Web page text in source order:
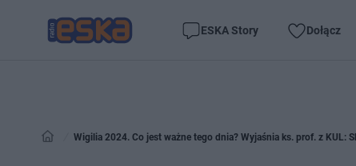
ESKA Story Dołącz
Wigilia 2024. Co jest ważne tego dnia? Wyjaśnia ks. prof. z KUL: